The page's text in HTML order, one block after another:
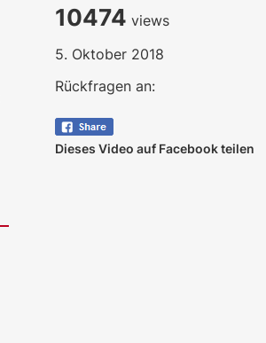
10474 views
5. Oktober 2018
Rückfragen an:
Dieses Video auf Facebook teilen